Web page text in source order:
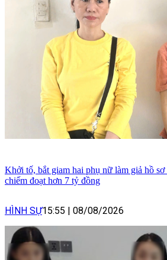
Khởi tố, bắt giam hai phụ nữ làm giả hồ sơ
chiếm đoạt hơn 7 tỷ đồng
HÌNH SỰ15:55 08/08/2026